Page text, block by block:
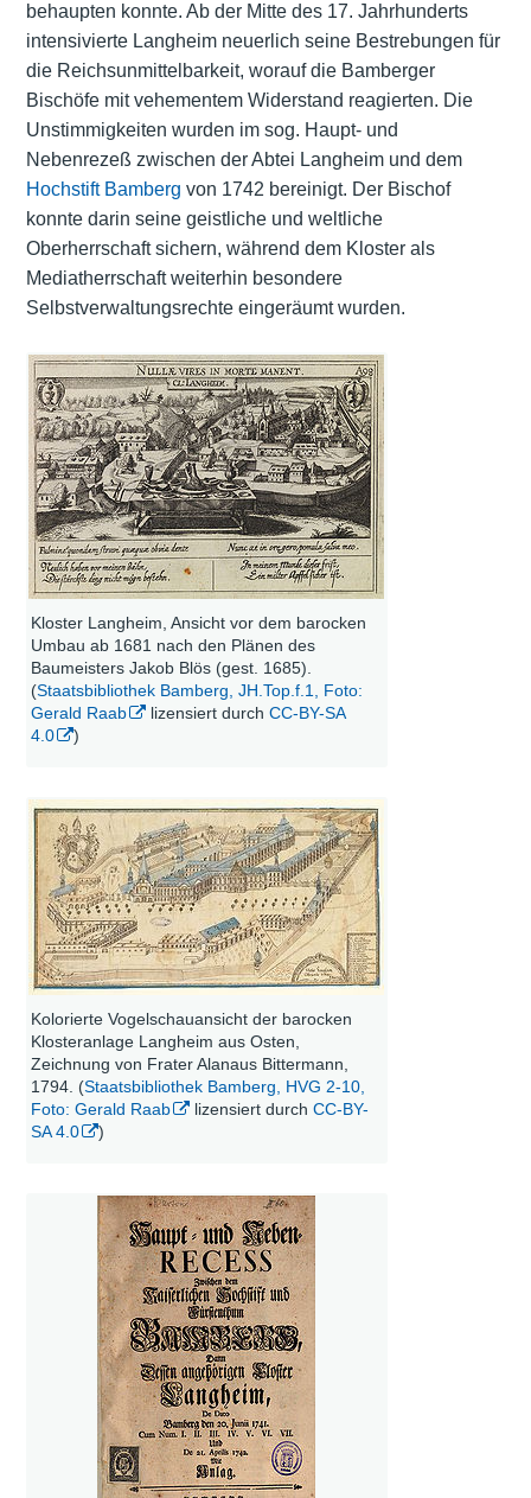
behaupten konnte. Ab der Mitte des 17. Jahrhunderts
intensivierte Langheim neuerlich seine Bestrebungen für
die Reichsunmittelbarkeit, worauf die Bamberger
Bischöfe mit vehementem Widerstand reagierten. Die
Unstimmigkeiten wurden im sog. Haupt- und
Nebenrezeß zwischen der Abtei Langheim und dem
Hochstift Bamberg von 1742 bereinigt. Der Bischof
konnte darin seine geistliche und weltliche
Oberherrschaft sichern, während dem Kloster als
Mediatherrschaft weiterhin besondere
Selbstverwaltungsrechte eingeräumt wurden.
Kloster Langheim, Ansicht vor dem barocken
Umbau ab 1681 nach den Plänen des
Baumeisters Jakob Blös (gest. 1685).
(Staatsbibliothek Bamberg, JH.Top.f.1, Foto:
Gerald Raab
lizensiert durch CC-BY-SA
4.0
)
Kolorierte Vogelschauansicht der barocken
Klosteranlage Langheim aus Osten,
Zeichnung von Frater Alanaus Bittermann,
1794. (Staatsbibliothek Bamberg, HVG 2-10,
Foto: Gerald Raab
lizensiert durch CC-BY-
SA 4.0
)